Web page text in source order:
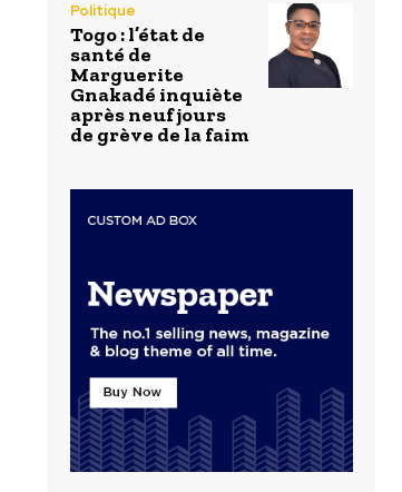
Politique
Togo : l’état de
santé de
Marguerite
Gnakadé inquiète
après neuf jours
de grève de la faim